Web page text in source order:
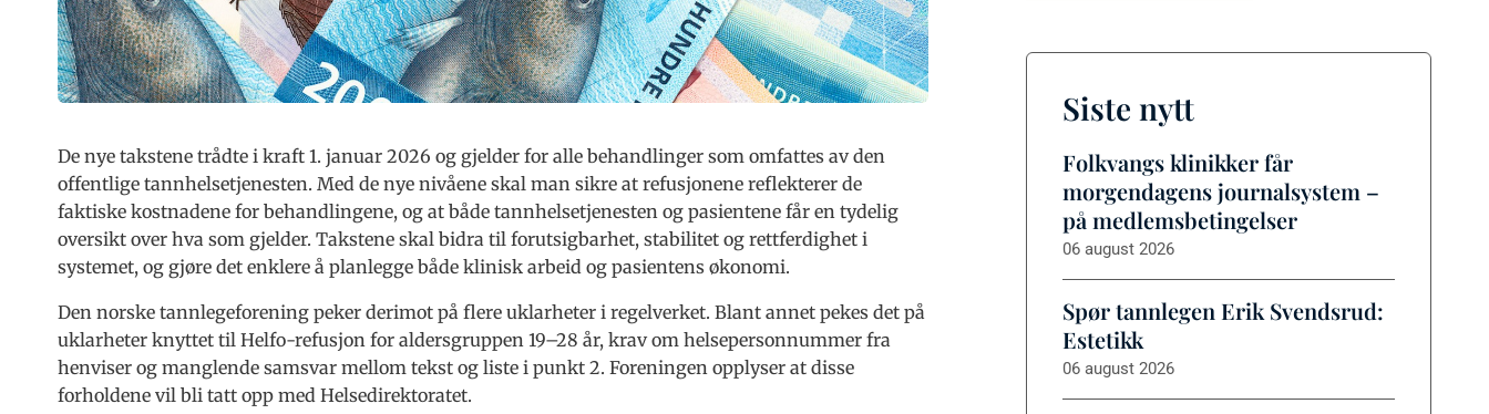
De nye takstene trådte i kraft 1. januar 2026 og gjelder for alle behandlinger som omfattes av den
offentlige tannhelsetjenesten. Med de nye nivåene skal man sikre at refusjonene reflekterer de
faktiske kostnadene for behandlingene, og at både tannhelsetjenesten og pasientene får en tydelig
oversikt over hva som gjelder. Takstene skal bidra til forutsigbarhet, stabilitet og rettferdighet i
systemet, og gjøre det enklere å planlegge både klinisk arbeid og pasientens økonomi.
Den norske tannlegeforening peker derimot på flere uklarheter i regelverket. Blant annet pekes det på
uklarheter knyttet til Helfo-refusjon for aldersgruppen 19–28 år, krav om helsepersonnummer fra
henviser og manglende samsvar mellom tekst og liste i punkt 2. Foreningen opplyser at disse
forholdene vil bli tatt opp med Helsedirektoratet.
Siste nytt
Folkvangs klinikker får
morgendagens journalsystem –
på medlemsbetingelser
06 august 2026
Spør tannlegen Erik Svendsrud:
Estetikk
06 august 2026